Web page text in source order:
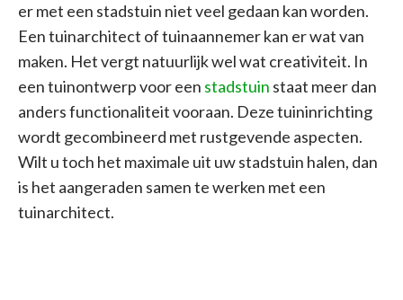
er met een stadstuin niet veel gedaan kan worden.
Een tuinarchitect of tuinaannemer kan er wat van
maken. Het vergt natuurlijk wel wat creativiteit. In
een tuinontwerp voor een stadstuin staat meer dan
anders functionaliteit vooraan. Deze tuininrichting
wordt gecombineerd met rustgevende aspecten.
Wilt u toch het maximale uit uw stadstuin halen, dan
is het aangeraden samen te werken met een
tuinarchitect.